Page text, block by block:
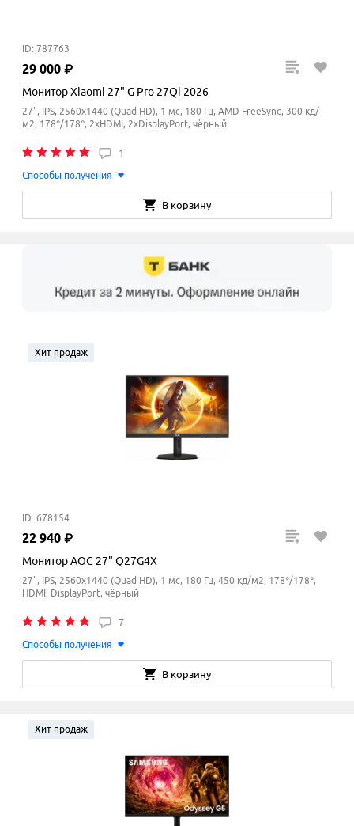
ID: 787763
29 000 ₽
Монитор Xiaomi 27" G Pro 27Qi 2026
27", IPS, 2560x1440 (Quad HD), 1 мс, 180 Гц, AMD FreeSync, 300 кд/
м2, 178°/178°, 2xHDMI, 2xDisplayPort, чёрный
1
Способы получения
В корзину
Хит продаж
ID: 678154
22 940 ₽
Монитор AOC 27" Q27G4X
27", IPS, 2560x1440 (Quad HD), 1 мс, 180 Гц, 450 кд/м2, 178°/178°,
HDMI, DisplayPort, чёрный
7
Способы получения
В корзину
Хит продаж